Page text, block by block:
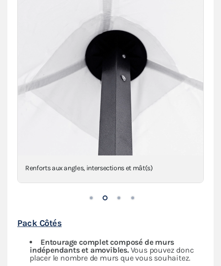
Anneaux de haubanage en inox sur sangles
Pack Côtés
Entourage complet composé de murs
indépendantset amovibles.Vous pouvez donc
placer le nombre de murs que vous souhaitez.